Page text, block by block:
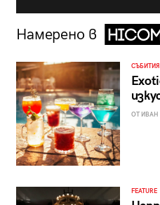
Намерено в
СЪБИТИЯ
ОТ
FEATURE